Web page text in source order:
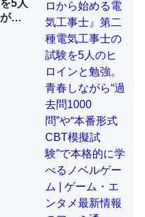
大量に使う脊椎動物と貝
だと殻を無くしてナメク
問題＝「昆虫はなぜ海にいな
。でたまに覗いてる。ぼ
あと、Googleマップで
や充電中かが分かるので
5人
CBT